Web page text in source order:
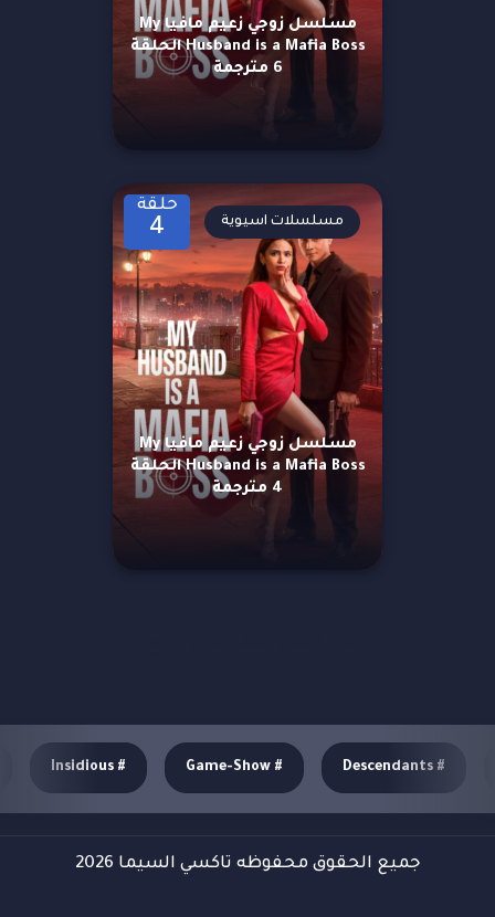
مسلسل زوجي زعيم مافيا My
Husband is a Mafia Boss الحلقة
6 مترجمة
حلقة
4
مسلسل زوجي زعيم مافيا My
Husband is a Mafia Boss الحلقة
4 مترجمة
مسلسلات اسيوية
#
Descendants
#
Game-Show
#
Insidious
جميع الحقوق محفوظه تاكسي السيما 2026